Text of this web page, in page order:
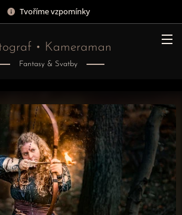
Tvoříme vzpomínky
• Kameraman
Fantasy & Svatby